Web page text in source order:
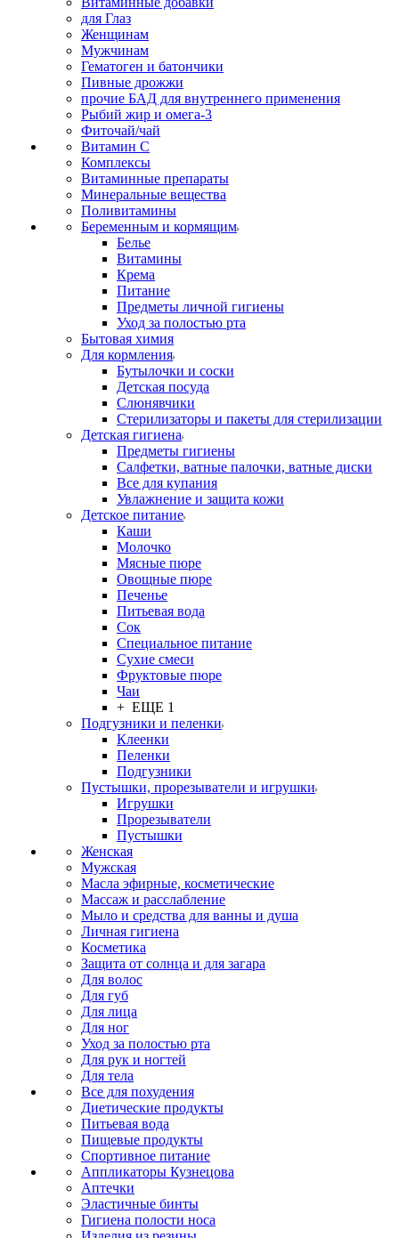
для Глаз
Женщинам
Мужчинам
Гематоген и батончики
Пивные дрожжи
прочие БАД для внутреннего применения
Рыбий жир и омега-3
Фиточай/чай
Витамин С
Комплексы
Витаминные препараты
Минеральные вещества
Поливитамины
Беременным и кормящим
Белье
Витамины
Крема
Питание
Предметы личной гигиены
Уход за полостью рта
Бытовая химия
Для кормления
Бутылочки и соски
Детская посуда
Слюнявчики
Стерилизаторы и пакеты для стерилизации
Детская гигиена
Предметы гигиены
Салфетки, ватные палочки, ватные диски
Все для купания
Увлажнение и защита кожи
Детское питание
Каши
Молочко
Мясные пюре
Овощные пюре
Печенье
Питьевая вода
Сок
Специальное питание
Сухие смеси
Фруктовые пюре
Чаи
+ ЕЩЕ 1
Подгузники и пеленки
Клеенки
Пеленки
Подгузники
Пустышки, прорезыватели и игрушки
Игрушки
Прорезыватели
Пустышки
Женская
Мужская
Масла эфирные, косметические
Массаж и расслабление
Мыло и средства для ванны и душа
Личная гигиена
Косметика
Защита от солнца и для загара
Для волос
Для губ
Для лица
Для ног
Уход за полостью рта
Для рук и ногтей
Для тела
Все для похудения
Диетические продукты
Питьевая вода
Пищевые продукты
Спортивное питание
Аппликаторы Кузнецова
Аптечки
Эластичные бинты
Гигиена полости носа